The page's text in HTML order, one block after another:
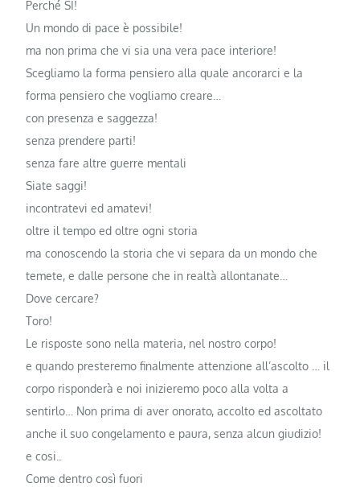
Perché SI!
Un mondo di pace è possibile!
ma non prima che vi sia una vera pace interiore!
Scegliamo la forma pensiero alla quale ancorarci e la
forma pensiero che vogliamo creare…
con presenza e saggezza!
senza prendere parti!
senza fare altre guerre mentali
Siate saggi!
incontratevi ed amatevi!
oltre il tempo ed oltre ogni storia
ma conoscendo la storia che vi separa da un mondo che
temete, e dalle persone che in realtà allontanate…
Dove cercare?
Toro!
Le risposte sono nella materia, nel nostro corpo!
e quando presteremo finalmente attenzione all’ascolto … il
corpo risponderà e noi inizieremo poco alla volta a
sentirlo… Non prima di aver onorato, accolto ed ascoltato
anche il suo congelamento e paura, senza alcun giudizio!
e cosi..
Come dentro così fuori